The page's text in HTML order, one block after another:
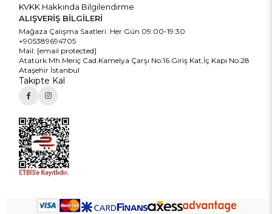
KVKK Hakkında Bilgilendirme
ALIŞVERİŞ BİLGİLERİ
Mağaza Çalışma Saatleri :Her Gün 09:00-19:30
+905389694705
Mail: [email protected]
Atatürk Mh.Meriç Cad.Kamelya Çarşı No:16 Giriş Kat,İç Kapı No:28
Ataşehir İstanbul
Takipte Kal